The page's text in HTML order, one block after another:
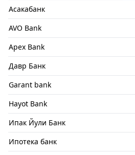
Асакабанк
AVO Bank
Apex Bank
Давр Банк
Garant bank
Hayot Bank
Ипак Йули Банк
Ипотека банк